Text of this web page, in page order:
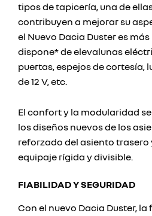
tipos de tapicería, una de
contribuyen a mejorar su
el Nuevo Dacia Duster es
dispone* de elevalunas
puertas, espejos de cortesía,
de 12 V, etc.
El confort y la modularidad
los diseños nuevos de los
reforzado del asiento
equipaje rígida y divisible.
FIABILIDAD Y SEGURIDAD
Con el nuevo Dacia Duster,